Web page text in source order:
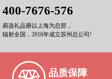
400-7676-576
易选礼品册以上海为总部，
辐射全国，2016年成立苏州总公司!
品质保障